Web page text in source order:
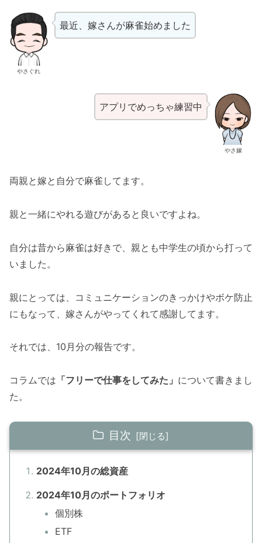
やさぐれ
最近、嫁さんが麻雀始めました
やさ嫁
アプリでめっちゃ練習中
両親と嫁と自分で麻雀してます。
親と一緒にやれる遊びがあると良いですよね。
自分は昔から麻雀は好きで、親とも中学生の頃から打って
いました。
親にとっては、コミュニケーションのきっかけやボケ防止
にもなって、嫁さんがやってくれて感謝してます。
それでは、10月分の報告です。
コラムでは 「フリーで仕事をしてみた」 について書きまし
た。
目次
2024年10月の総資産
2024年10月のポートフォリオ
個別株
ETF